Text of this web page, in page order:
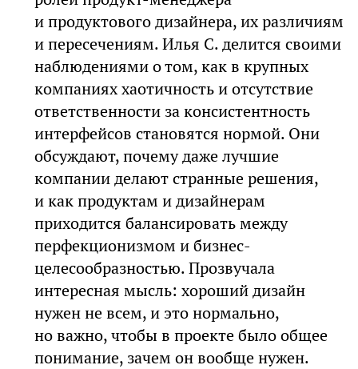
и продуктового дизайнера, их различиям
и пересечениям. Илья С. делится своими
наблюдениями о том, как в крупных
компаниях хаотичность и отсутствие
ответственности за консистентность
интерфейсов становятся нормой. Они
обсуждают, почему даже лучшие
компании делают странные решения,
и как продуктам и дизайнерам
приходится балансировать между
перфекционизмом и бизнес-
целесообразностью. Прозвучала
интересная мысль: хороший дизайн
нужен не всем, и это нормально,
но важно, чтобы в проекте было общее
понимание, зачем он вообще нужен.